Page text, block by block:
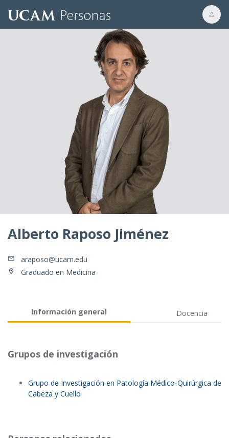
Alberto Raposo Jiménez
araposo@ucam.edu
Graduado en Medicina
Información general Docencia
Grupos de investigación
Grupo de Investigación en Patología Médico-Quirúrgica de
Cabeza y Cuello